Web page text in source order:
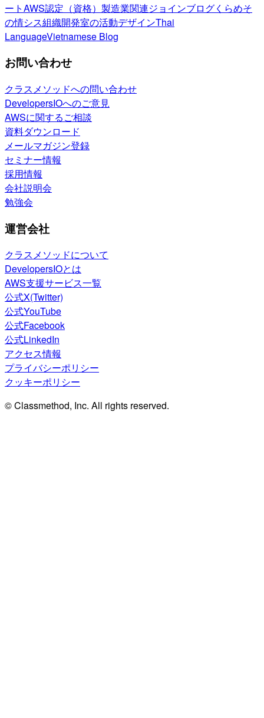
ートAWS認定（資格） 製造業関連ジョインブログくらめそ
の情シス組織開発室の活動デザインThai
LanguageVietnamese Blog
お問い合わせ
クラスメソッドへの問い合わせ
DevelopersIOへのご意見
AWSに関するご相談
資料ダウンロード
メールマガジン登録
セミナー情報
採用情報
会社説明会
勉強会
運営会社
クラスメソッドについて
DevelopersIOとは
AWS支援サービス一覧
公式X(Twitter)
公式YouTube
公式Facebook
公式LinkedIn
アクセス情報
プライバシーポリシー
クッキーポリシー
© Classmethod, Inc. All rights reserved.